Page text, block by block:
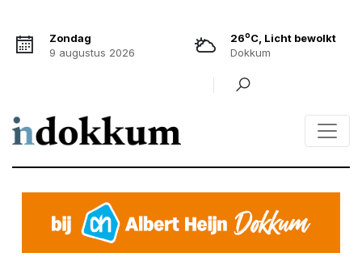
Zondag
9 augustus 2026
26oC, Licht bewolkt
Dokkum